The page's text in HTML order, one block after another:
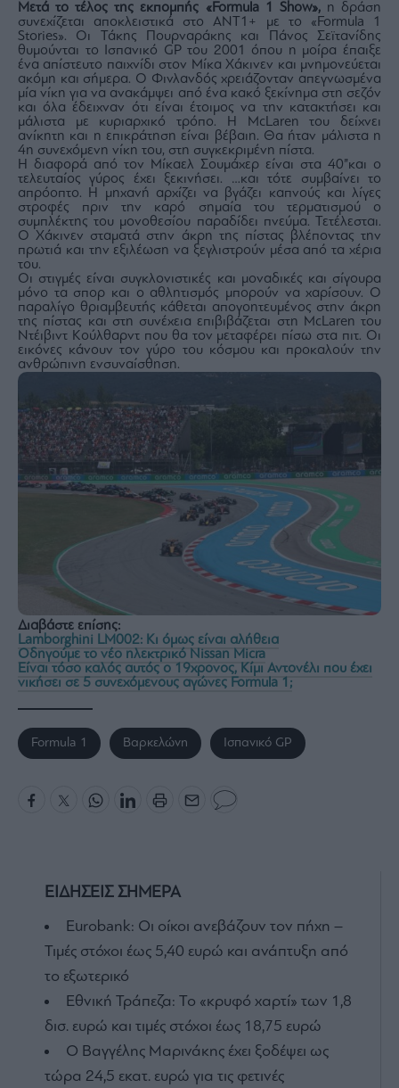
Μετά το τέλος της εκπομπής «Formula 1 Show»,η δράση
συνεχίζεται αποκλειστικά στο ΑΝΤ1+ με το «Formula 1
Stories». Οι Τάκης Πουρναράκης και Πάνος Σεϊτανίδης
θυμούνται το Ισπανικό GP του 2001 όπου η μοίρα έπαιξε
ένα απίστευτο παιχνίδι στον Μίκα Χάκινεν και μνημονεύεται
ακόμη και σήμερα. Ο Φινλανδός χρειάζονταν απεγνωσμένα
μία νίκη για να ανακάμψει από ένα κακό ξεκίνημα στη σεζόν
και όλα έδειχναν ότι είναι έτοιμος να την κατακτήσει και
μάλιστα με κυριαρχικό τρόπο. Η McLaren του δείχνει
ανίκητη και η επικράτηση είναι βέβαιη. Θα ήταν μάλιστα η
4η συνεχόμενη νίκη του, στη συγκεκριμένη πίστα.
Η διαφορά από τον Μίκαελ Σουμάχερ είναι στα 40”και ο
τελευταίος γύρος έχει ξεκινήσει. …και τότε συμβαίνει το
απρόοπτο. Η μηχανή αρχίζει να βγάζει καπνούς και λίγες
στροφές πριν την καρό σημαία του τερματισμού ο
συμπλέκτης του μονοθεσίου παραδίδει πνεύμα. Τετέλεσται.
Ο Χάκινεν σταματά στην άκρη της πίστας βλέποντας την
πρωτιά και την εξιλέωση να ξεγλιστρούν μέσα από τα χέρια
του.
Οι στιγμές είναι συγκλονιστικές και μοναδικές και σίγουρα
μόνο τα σπορ και ο αθλητισμός μπορούν να χαρίσουν. Ο
παραλίγο θριαμβευτής κάθεται απογοητευμένος στην άκρη
της πίστας και στη συνέχεια επιβιβάζεται στη McLaren του
Ντέιβιντ Κούλθαρντ που θα τον μεταφέρει πίσω στα πιτ. Οι
εικόνες κάνουν τον γύρο του κόσμου και προκαλούν την
ανθρώπινη ενσυναίσθηση.
Διαβάστε επίσης:
Lamborghini LM002: Κι όμως είναι αλήθεια
Οδηγούμε το νέο ηλεκτρικό Nissan Micra
Είναι τόσο καλός αυτός ο 19χρονος, Κίμι Αντονέλι που έχει
νικήσει σε 5 συνεχόμενους αγώνες Formula 1;
Formula 1 Βαρκελώνη Ισπανικό GP
ΕΙΔΗΣΕΙΣ ΣΗΜΕΡΑ
Eurobank: Οι οίκοι ανεβάζουν τον πήχη –
Τιμές στόχοι έως 5,40 ευρώ και ανάπτυξη από
το εξωτερικό
Εθνική Τράπεζα: Το «κρυφό χαρτί» των 1,8
δισ. ευρώ και τιμές στόχοι έως 18,75 ευρώ
Ο Βαγγέλης Μαρινάκης έχει ξοδέψει ως
τώρα 24,5 εκατ. ευρώ για τις φετινές